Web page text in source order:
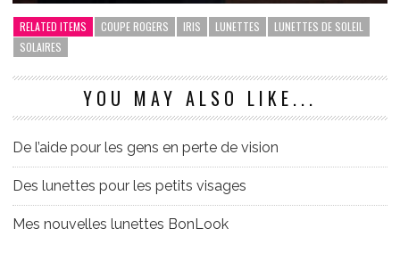
RELATED ITEMS COUPE ROGERS IRIS LUNETTES
LUNETTES DE SOLEIL
SOLAIRES
YOU MAY ALSO LIKE...
De l’aide pour les gens en perte de vision
Des lunettes pour les petits visages
Mes nouvelles lunettes BonLook